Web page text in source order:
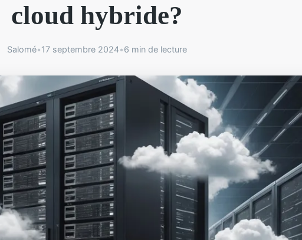
cloud hybride?
Salomé•17 septembre 2024•6 min de lecture